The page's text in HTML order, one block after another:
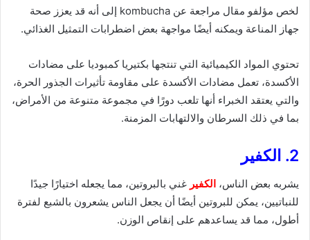
لخص مؤلفو مقال مراجعة عن kombucha إلى أنه قد يعزز صحة
جهاز المناعة ويمكنه أيضًا مواجهة بعض اضطرابات التمثيل الغذائي.
تحتوي المواد الكيميائية التي تنتجها بكتيريا كمبوديا على مضادات
الأكسدة، تعمل مضادات الأكسدة على مقاومة تأثيرات الجذور الحرة،
والتي يعتقد الخبراء أنها تلعب دورًا في مجموعة متنوعة من الأمراض،
بما في ذلك السرطان والالتهابات المزمنة.
2. الكفير
يشربه بعض الناس، الكفير غني بالبروتين، مما يجعله اختيارًا جيدًا
للنباتيين، يمكن للبروتين أيضًا أن يجعل الناس يشعرون بالشبع لفترة
أطول، مما قد يساعدهم على إنقاص الوزن.